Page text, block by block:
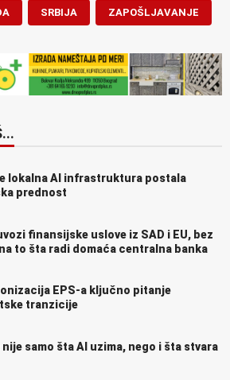
SRBIJA ZAPOŠLJAVANJE
lokalna AI infrastruktura postala
prednost
finansijske uslove iz SAD i EU, bez
to šta radi domaća centralna banka
EPS-a ključno pitanje
tranzicije
nije samo šta AI uzima, nego i šta stvara